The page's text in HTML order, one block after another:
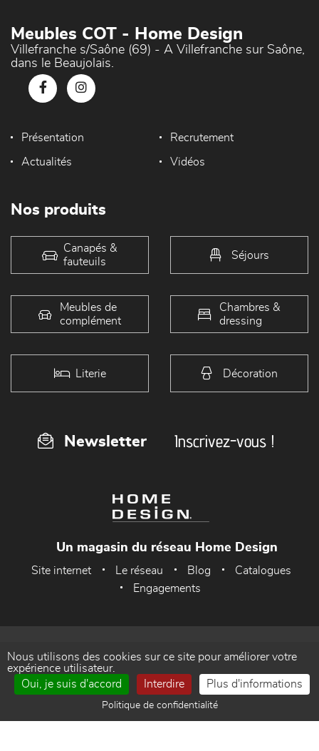
Meubles COT - Home Design
Villefranche s/Saône (69) - A Villefranche sur Saône,
dans le Beaujolais.
Présentation Recrutement
Actualités Vidéos
Nos produits
Canapés &
fauteuils
Séjours
Meubles de
complément
Chambres &
dressing
Literie Décoration
Newsletter Inscrivez-vous !
Un magasin du réseau Home Design
Site internet Le réseau Blog
Catalogues
Engagements
Accueil Mentions Légales
Politique de confidentialité Gestion des cookies
Contact
Nous utilisons des cookies sur ce site pour améliorer votre
expérience utilisateur.
Oui, je suis d'accord
Interdire Plus d'informations
Politique de confidentialité